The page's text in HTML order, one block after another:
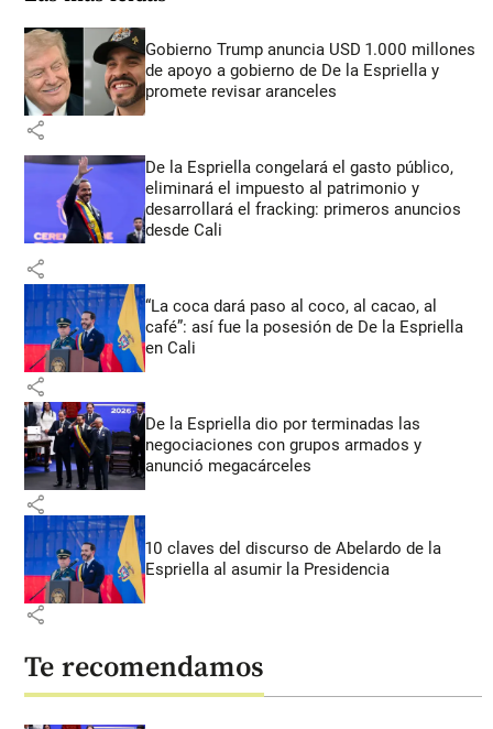
Gobierno Trump anuncia USD 1.000 millones
de apoyo a gobierno de De la Espriella y
promete revisar aranceles
share
De la Espriella congelará el gasto público,
eliminará el impuesto al patrimonio y
desarrollará el fracking: primeros anuncios
desde Cali
share
“La coca dará paso al coco, al cacao, al
café”: así fue la posesión de De la Espriella
en Cali
share
De la Espriella dio por terminadas las
negociaciones con grupos armados y
anunció megacárceles
share
10 claves del discurso de Abelardo de la
Espriella al asumir la Presidencia
share
Te recomendamos